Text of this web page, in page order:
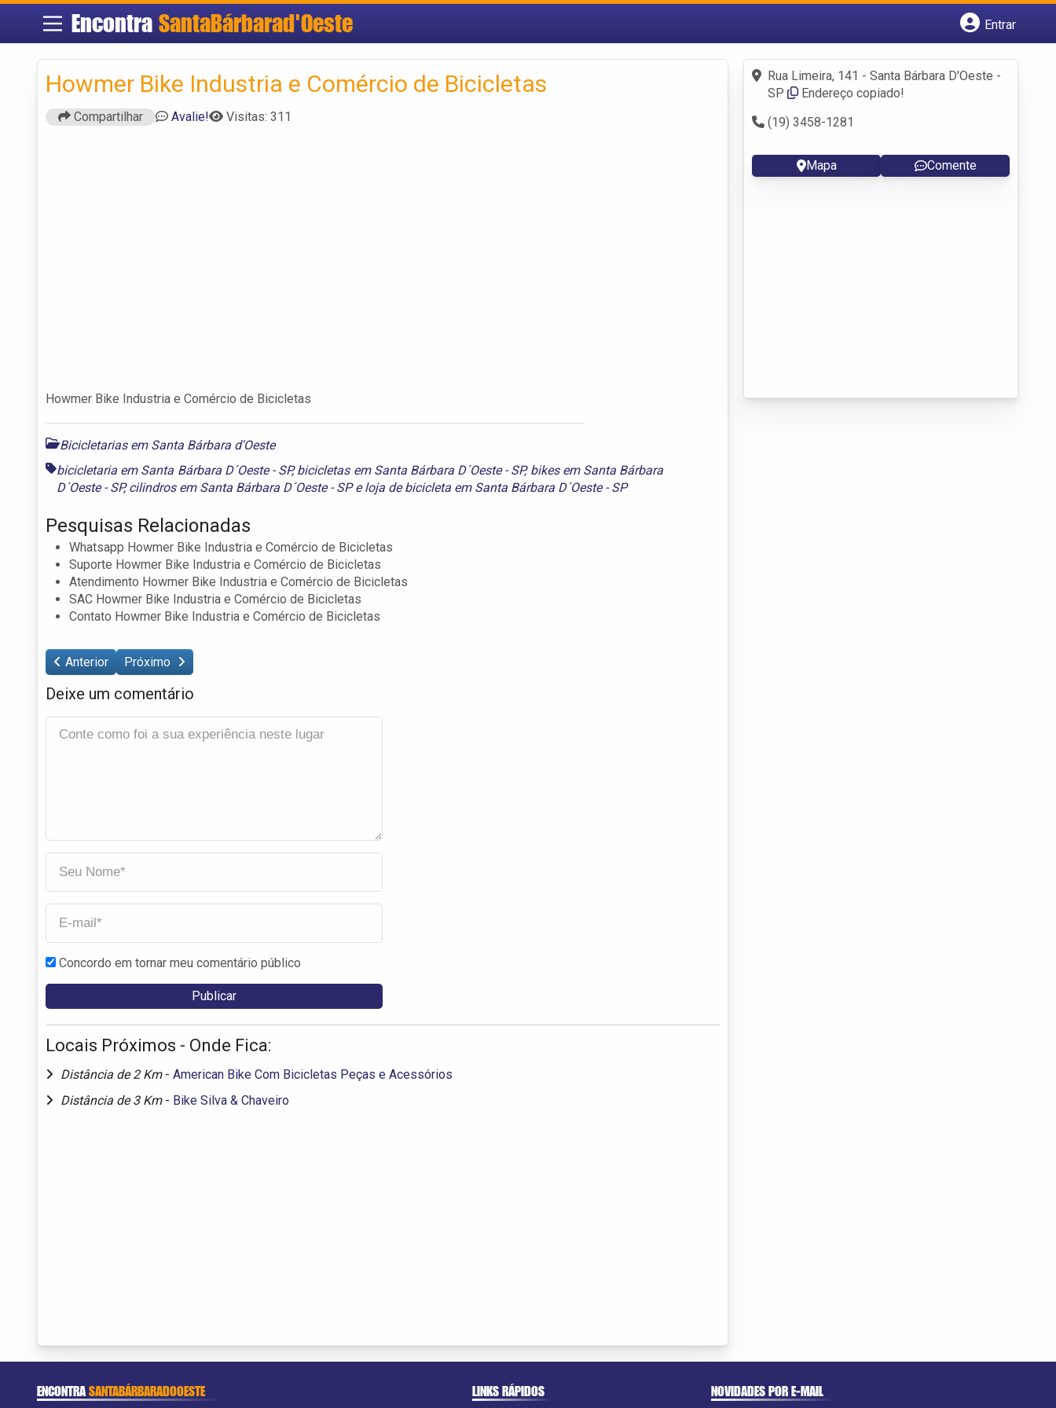
Encontra SantaBárbarad'Oeste
Entrar
Fazer login
Criar conta
Howmer Bike Industria e Comércio de Bicicletas
Compartilhar Avalie! Visitas: 311
Howmer Bike Industria e Comércio de Bicicletas
Bicicletarias em Santa Bárbara d'Oeste
bicicletaria em Santa Bárbara D´Oeste - SP,bicicletas em Santa Bárbara D´Oeste - SP, bikes em Santa Bárbara
D´Oeste - SP,cilindros em Santa Bárbara D´Oeste - SPeloja de bicicleta em Santa Bárbara D´Oeste - SP
Pesquisas Relacionadas
Whatsapp Howmer Bike Industria e Comércio de Bicicletas
Suporte Howmer Bike Industria e Comércio de Bicicletas
Atendimento Howmer Bike Industria e Comércio de Bicicletas
SAC Howmer Bike Industria e Comércio de Bicicletas
Contato Howmer Bike Industria e Comércio de Bicicletas
Anterior Próximo
Deixe um comentário
Concordo em tornar meu comentário público
Locais Próximos - Onde Fica:
Distância de 2 Km - American Bike Com Bicicletas Peças e Acessórios
Distância de 3 Km - Bike Silva & Chaveiro
Rua Limeira, 141 - Santa Bárbara D'Oeste -
SP
Endereço copiado!
(19) 3458-1281
Mapa Comente
ENCONTRASANTABÁRBARADOOESTE LINKS RÁPIDOS NOVIDADES POR E-MAIL